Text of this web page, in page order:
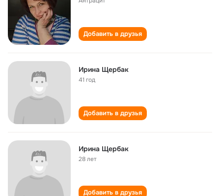
Добавить в друзья
Ирина Щербак
41 год
Добавить в друзья
Ирина Щербак
28 лет
Добавить в друзья